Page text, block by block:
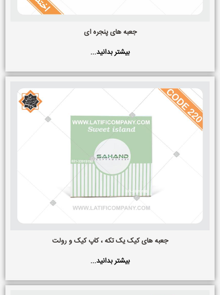
جعبه های پنجره ای
بیشتر بدانید...
جعبه های کیک یک تکه ، کاپ کیک و رولت
بیشتر بدانید...